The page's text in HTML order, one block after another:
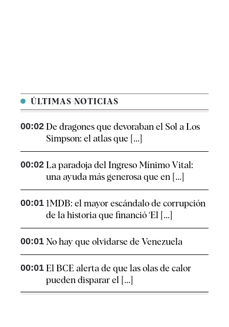
ÚLTIMAS NOTICIAS
00:02 De dragones que devoraban el Sol a Los
Simpson: el atlas que [...]
00:02 La paradoja del Ingreso Mínimo Vital:
una ayuda más generosa que en [...]
00:01 1MDB: el mayor escándalo de corrupción
de la historia que financió ‘El [...]
00:01 No hay que olvidarse de Venezuela
00:01 El BCE alerta de que las olas de calor
pueden disparar el [...]